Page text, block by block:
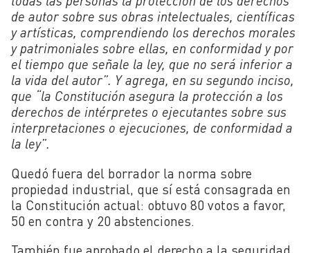
de autor sobre sus obras intelectuales, científicas
y artísticas, comprendiendo los derechos morales
y patrimoniales sobre ellas, en conformidad y por
el tiempo que señale la ley, que no será inferior a
la vida del autor”. Y agrega, en su segundo inciso,
que “la Constitución asegura la protección a los
derechos de intérpretes o ejecutantes sobre sus
interpretaciones o ejecuciones, de conformidad a
la ley”.
Quedó fuera del borrador la norma sobre
propiedad industrial, que sí está consagrada en
la Constitución actual: obtuvo 80 votos a favor,
50 en contra y 20 abstenciones.
También fue aprobado el derecho a la seguridad